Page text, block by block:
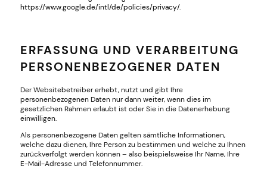
https://www.google.de/intl/de/policies/privacy/.
ERFASSUNG UND VERARBEITUNG
PERSONENBEZOGENER DATEN
Der Websitebetreiber erhebt, nutzt und gibt Ihre
personenbezogenen Daten nur dann weiter, wenn dies im
gesetzlichen Rahmen erlaubt ist oder Sie in die Datenerhebung
einwilligen.
Als personenbezogene Daten gelten sämtliche Informationen,
welche dazu dienen, Ihre Person zu bestimmen und welche zu Ihnen
zurückverfolgt werden können – also beispielsweise Ihr Name, Ihre
E-Mail-Adresse und Telefonnummer.